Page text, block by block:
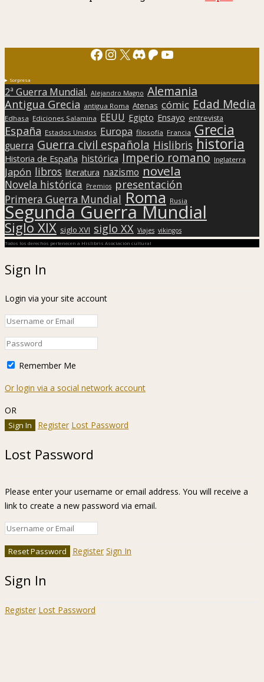
Facebook
Instagram
X Discord
Patreon
YouTube
Sorpresa
2ª Guerra Mundial. Alejandro Magno Alemania
Antigua Grecia antigua Roma Atenas cómic Edad Media
Edhasa Ediciones Salamina EEUU Egipto Ensayo entrevista
España Estados Unidos Europa filosofía Francia Grecia
guerra Guerra civil española Hislibris historia
Historia de España histórica Imperio romano Inglaterra
Japón libros literatura nazismo novela
Novela histórica Premios presentación
Primera Guerra Mundial Roma Rusia
Segunda Guerra Mundial
Siglo XIX siglo XVI siglo XX Viajes vikingos
Todos los derechos pertenecen a Hislibris Asociación cultural
Sign In
Login via your site account
Remember Me
Or login via a social network account
OR
Register Lost Password
Lost Password
Please enter your username or email address. You will receive a
link to create a new password via email.
Register Sign In
Sign In
Register Lost Password